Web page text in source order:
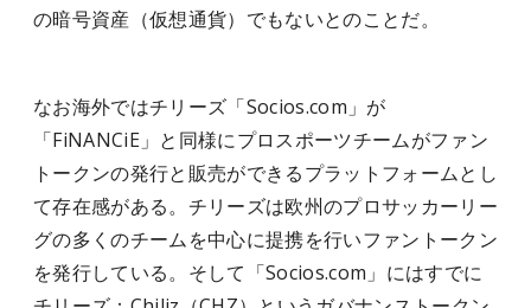
の暗号資産（仮想通貨）でもないとのことだ。
なお海外ではチリーズ「Socios.com」が
「FiNANCiE」と同様にプロスポーツチームがファン
トークンの発行と販売ができるプラットフォームとし
て存在感がある。チリーズは欧州のプロサッカーリー
グの多くのチームを中心に提携を行いファントークン
を発行している。そして「Socios.com」にはすでに